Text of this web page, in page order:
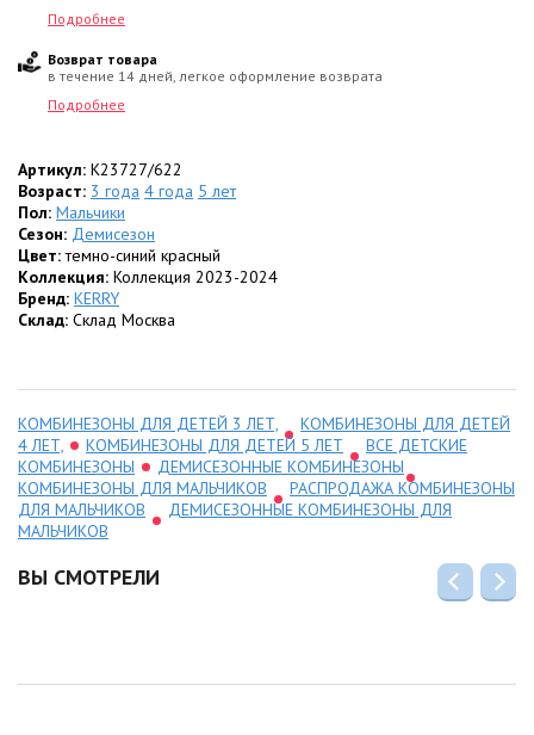
Подробнее
Возврат товара
в течение 14 дней, легкое оформление возврата
Подробнее
Артикул: K23727/622
Возраст: 3 года 4 года 5 лет
Пол: Мальчики
Сезон: Демисезон
Цвет:темно-синий красный
Коллекция: Коллекция 2023-2024
Бренд: KERRY
Склад: Склад Москва
КОМБИНЕЗОНЫ ДЛЯ ДЕТЕЙ 3 ЛЕТ,
КОМБИНЕЗОНЫ ДЛЯ ДЕТЕЙ
4 ЛЕТ,
КОМБИНЕЗОНЫ ДЛЯ ДЕТЕЙ 5 ЛЕТ
ВСЕ ДЕТСКИЕ
КОМБИНЕЗОНЫ
ДЕМИСЕЗОННЫЕ КОМБИНЕЗОНЫ
КОМБИНЕЗОНЫ ДЛЯ МАЛЬЧИКОВ
РАСПРОДАЖА КОМБИНЕЗОНЫ
ДЛЯ МАЛЬЧИКОВ
ДЕМИСЕЗОННЫЕ КОМБИНЕЗОНЫ ДЛЯ
МАЛЬЧИКОВ
ВЫ СМОТРЕЛИ